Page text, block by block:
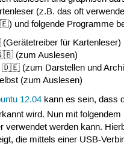
(z.B. das oft
und folgende Programme
für Kartenleser)
(zum Auslesen)
🇩🇪 (zum Darstellen und
(zum Auslesen)
12.04kann es sein, dass
wird. Nun mit folgendem
verwendet werden kann.
die mittels einer USB-